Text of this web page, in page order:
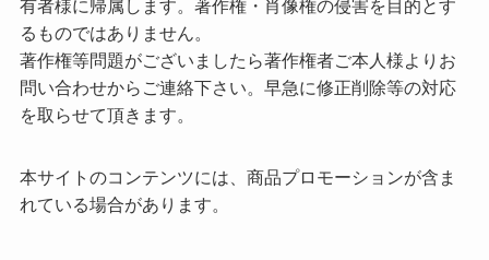
有者様に帰属します。著作権・肖像権の侵害を目的とす
るものではありません。
著作権等問題がございましたら著作権者ご本人様よりお
問い合わせからご連絡下さい。早急に修正削除等の対応
を取らせて頂きます。
本サイトのコンテンツには、商品プロモーションが含ま
れている場合があります。